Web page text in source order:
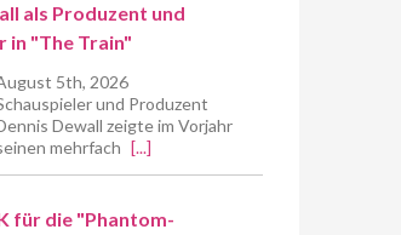
als Produzent und
in "The Train"
5th, 2026
und Produzent
Dewall zeigte im Vorjahr
mehrfach [...]
für die "Phantom-